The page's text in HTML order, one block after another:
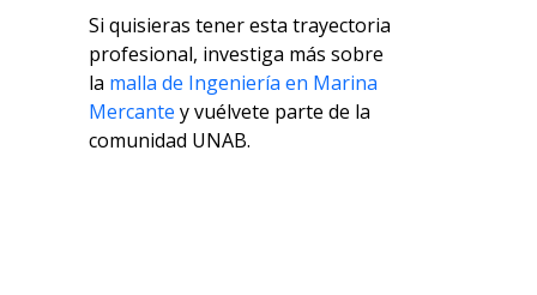
Si quisieras tener esta trayectoria
profesional, investiga más sobre
la malla de Ingeniería en Marina
Mercante y vuélvete parte de la
comunidad UNAB.